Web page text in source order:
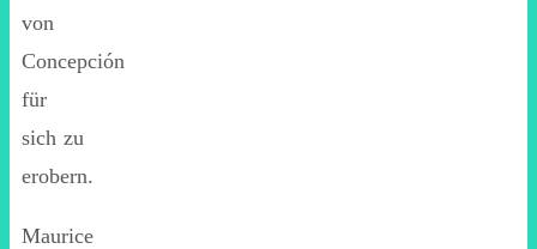
von
Concepción
für
sich zu
erobern.
Maurice